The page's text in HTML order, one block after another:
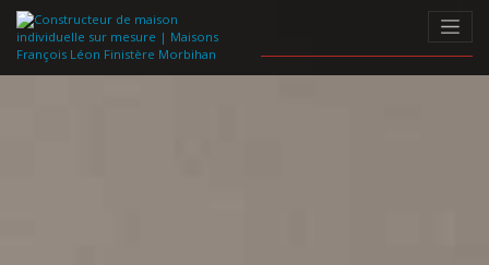
Skip
content